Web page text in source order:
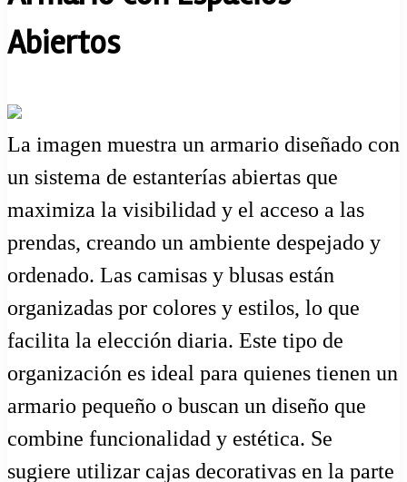
Abiertos
La imagen muestra un armario diseñado con
un sistema de estanterías abiertas que
maximiza la visibilidad y el acceso a las
prendas, creando un ambiente despejado y
ordenado. Las camisas y blusas están
organizadas por colores y estilos, lo que
facilita la elección diaria. Este tipo de
organización es ideal para quienes tienen un
armario pequeño o buscan un diseño que
combine funcionalidad y estética. Se
sugiere utilizar cajas decorativas en la parte